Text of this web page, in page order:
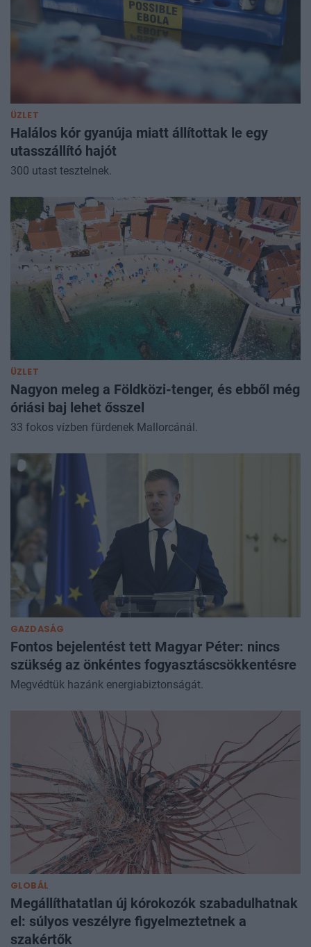
ÜZLET
Halálos kór gyanúja miatt állítottak le egy
utasszállító hajót
300 utast tesztelnek.
ÜZLET
Nagyon meleg a Földközi-tenger, és ebből még
óriási baj lehet ősszel
33 fokos vízben fürdenek Mallorcánál.
GAZDASÁG
Fontos bejelentést tett Magyar Péter: nincs
szükség az önkéntes fogyasztáscsökkentésre
Megvédtük hazánk energiabiztonságát.
GLOBÁL
Megállíthatatlan új kórokozók szabadulhatnak
el: súlyos veszélyre figyelmeztetnek a
szakértők